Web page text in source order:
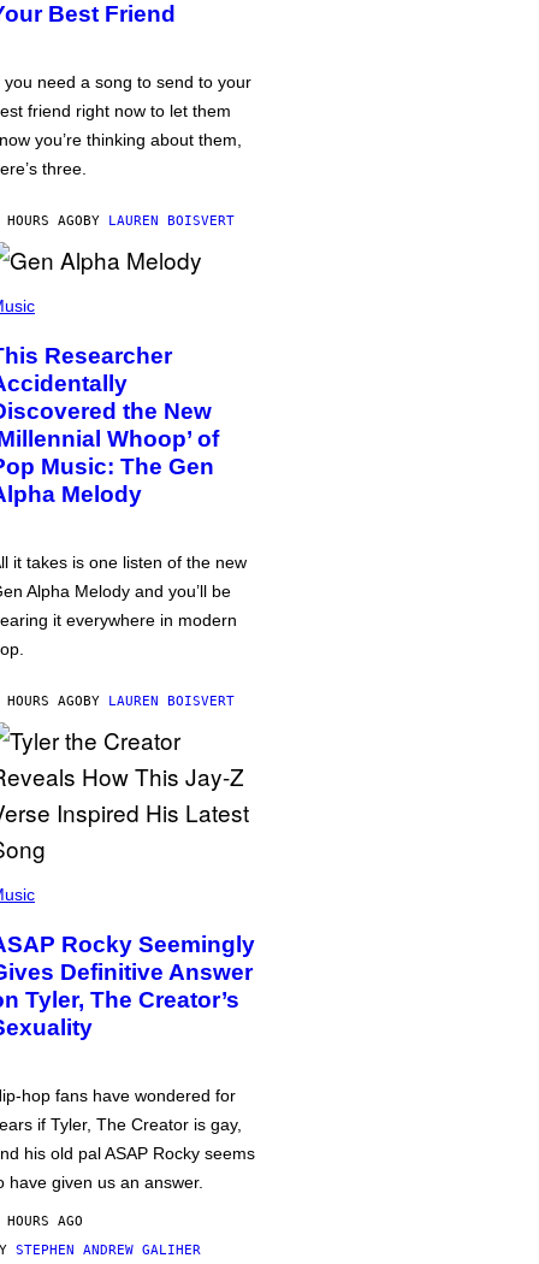
Best Friend
you need a song to send to your
friend right now to let them
you’re thinking about them,
three.
AGOBY LAUREN BOISVERT
Researcher
the New
Whoop’ of
Music: The Gen
Melody
it takes is one listen of the new
Alpha Melody and you’ll be
it everywhere in modern
AGOBY LAUREN BOISVERT
Rocky Seemingly
Definitive Answer
Tyler, The Creator’s
hop fans have wondered for
if Tyler, The Creator is gay,
his old pal ASAP Rocky seems
have given us an answer.
AGO
STEPHEN ANDREW GALIHER